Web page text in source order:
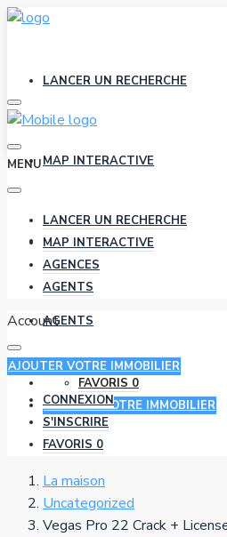
LANCER UN RECHERCHE
MAP INTERACTIVE
AGENCES
AGENTS
FAVORIS 0
AJOUTER VOTRE IMMOBILIER
MENU
LANCER UN RECHERCHE
MAP INTERACTIVE
AGENCES
AGENTS
Account
AJOUTER VOTRE IMMOBILIER
CONNEXION
S'INSCRIRE
FAVORIS 0
La maison
Uncategorized
Vegas Pro 22 Crack +